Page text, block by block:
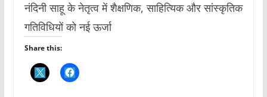
नंदिनी साहू के नेतृत्व में शैक्षणिक, साहित्यिक और सांस्कृतिक
गतिविधियों को नई ऊर्जा
Share this: